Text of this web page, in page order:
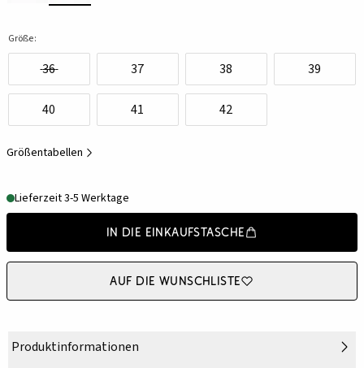
Größe:
36 37 38 39
40 41 42
Größentabellen
Lieferzeit 3-5 Werktage
In die Einkaufstasche
Auf die Wunschliste
Produktinformationen